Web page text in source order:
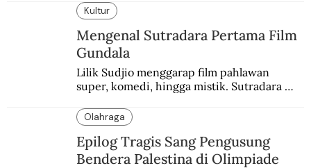
ketegangan antara orang Yahudi dan
penduduk Arab.
Kultur
Mengenal Sutradara Pertama Film
Gundala
Lilik Sudjio menggarap film pahlawan
super, komedi, hingga mistik. Sutradara
Olahraga
Epilog Tragis Sang Pengusung
Bendera Palestina di Olimpiade